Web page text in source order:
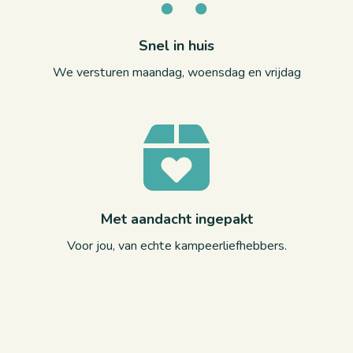
Snel in huis
We versturen maandag, woensdag en vrijdag
Met aandacht ingepakt
Voor jou, van echte kampeerliefhebbers.